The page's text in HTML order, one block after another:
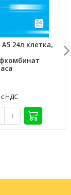
24л клетка,
с НДС
+